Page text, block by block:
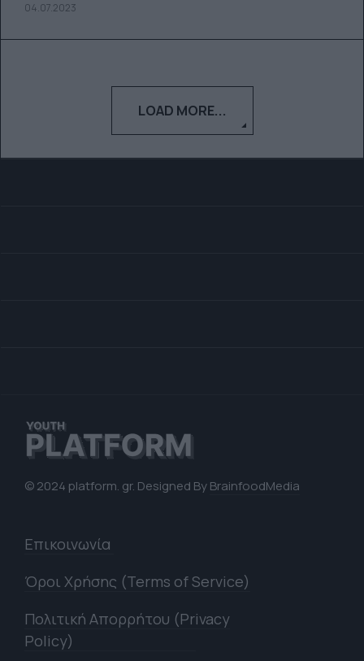
04.07.2023
LOAD MORE...
© 2024 platform. gr. Designed ByBrainfoodMedia
Επικοινωνία
Όροι Χρήσης (Terms of Service)
Πολιτική Απορρήτου (Privacy
Policy)